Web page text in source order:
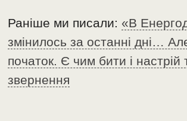
Раніше ми писали:«В
змінилось за останні дні…
початок. Є чим бити і настрій
звернення